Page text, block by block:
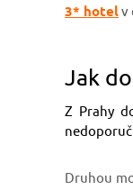
3* hotelv
Jak
Z Prahy
Druhou